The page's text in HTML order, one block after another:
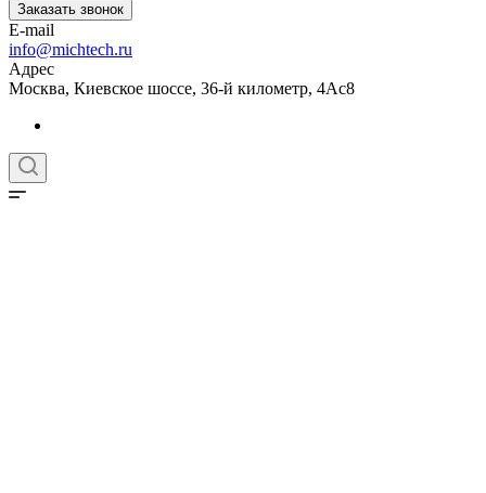
Заказать звонок
E-mail
info@michtech.ru
Адрес
Москва, Киевское шоссе, 36-й километр, 4Ас8